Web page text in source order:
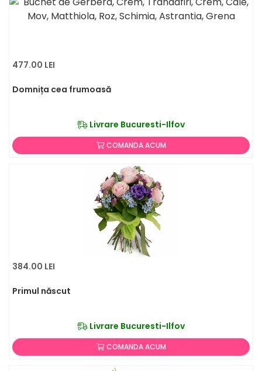
477.00 LEI
Domnița cea frumoasă
Livrare Bucuresti-Ilfov
COMANDA ACUM
384.00 LEI
Primul născut
Livrare Bucuresti-Ilfov
COMANDA ACUM